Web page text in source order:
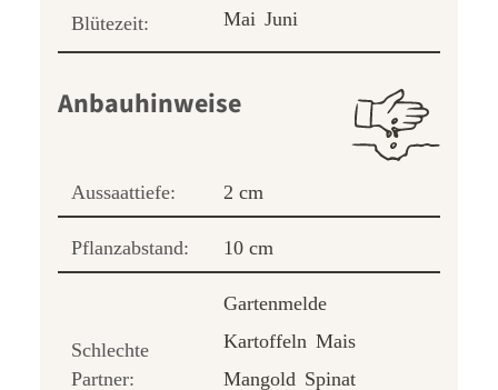
Blütezeit: Mai Juni
Anbauhinweise
Aussaattiefe: 2 cm
Pflanzabstand: 10 cm
Schlechte
Partner:
Gartenmelde
Kartoffeln Mais
Mangold Spinat